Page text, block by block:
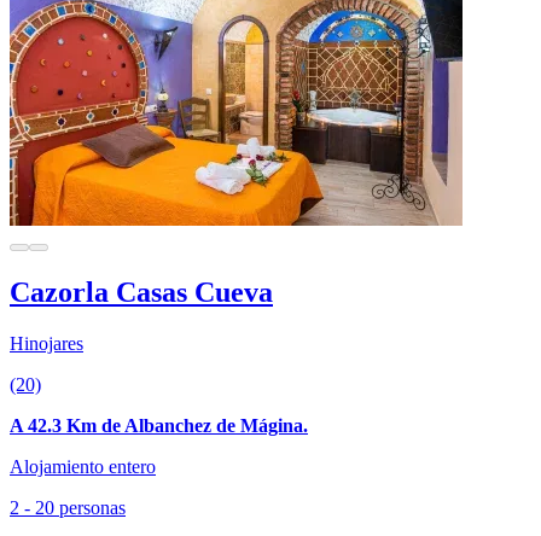
Cazorla Casas Cueva
Hinojares
(20)
A 42.3 Km de Albanchez de Mágina.
Alojamiento entero
2 - 20 personas